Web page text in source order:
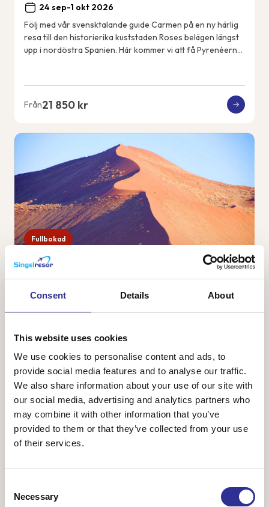
Consent Details About
This website uses cookies
We use cookies to personalise content and ads, to
provide social media features and to analyse our traffic.
We also share information about your use of our site with
our social media, advertising and analytics partners who
may combine it with other information that you’ve
provided to them or that they’ve collected from your use
of their services.
Selection
Necessary
24 sep-1 okt 2026
Följ med vår svensktalande guide Carmen på en ny härlig
resa till den historierika kuststaden Roses belägen längst
upp i nordöstra Spanien. Här kommer vi att få Pyrenéerna
Från21 850 kr
Fullbokad
28 sep-9 okt 2026
Namibia är ett av Afrikas vackraste länder med vacker och
vykortsvackra sanddyner och ett spännande djurliv. Vi
Från48 800 kr